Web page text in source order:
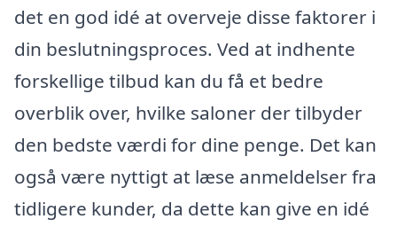
det en god idé at overveje disse faktorer i
din beslutningsproces. Ved at indhente
forskellige tilbud kan du få et bedre
overblik over, hvilke saloner der tilbyder
den bedste værdi for dine penge. Det kan
også være nyttigt at læse anmeldelser fra
tidligere kunder, da dette kan give en idé